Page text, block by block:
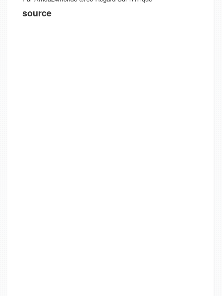
source